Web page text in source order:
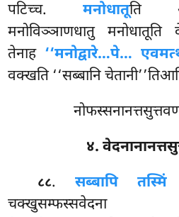
पटिच्च. मनोधातूति
मनोविञ्ञाणधातु
तेनाह ‘‘मनोद्वारे…पे…
वक्खति ‘‘सब्बानि
४.
८८. सब्बापि
चक्खुसम्फस्सवेदना